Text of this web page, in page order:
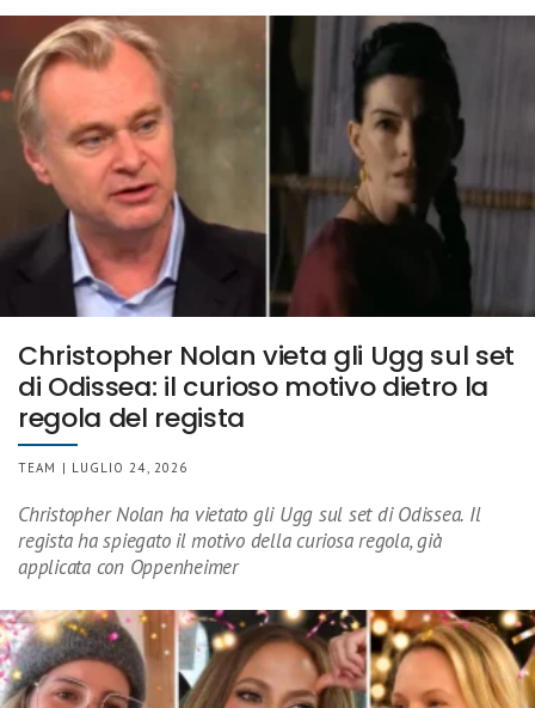
Christopher Nolan vieta gli Ugg sul set
di Odissea: il curioso motivo dietro la
regola del regista
TEAM | LUGLIO 24, 2026
Christopher Nolan ha vietato gli Ugg sul set di Odissea. Il
regista ha spiegato il motivo della curiosa regola, già
applicata con Oppenheimer